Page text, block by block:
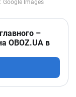
–
OBOZ.UA в